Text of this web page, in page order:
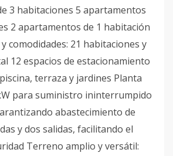
3 habitaciones 5 apartamentos
2 apartamentos de 1 habitación
comodidades: 21 habitaciones y
12 espacios de estacionamiento
terraza y jardines Planta
para suministro ininterrumpido
abastecimiento de
y dos salidas, facilitando el
Terreno amplio y versátil: